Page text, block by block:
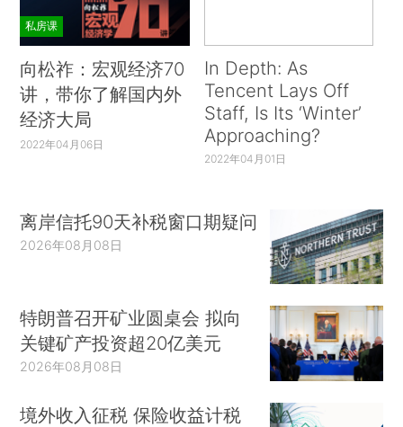
私房课
向松祚：宏观经济70
讲，带你了解国内外
经济大局
2022年04月06日
In Depth: As
Tencent Lays Off
Staff, Is Its ‘Winter’
Approaching?
2022年04月01日
离岸信托90天补税窗口期疑问
2026年08月08日
特朗普召开矿业圆桌会 拟向
关键矿产投资超20亿美元
2026年08月08日
境外收入征税 保险收益计税